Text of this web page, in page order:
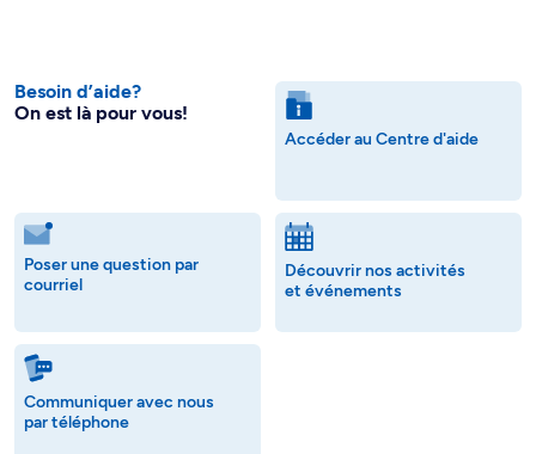
Besoin d’aide?
On est là pour vous!
Accéder au Centre d'aide
Poser une question par
courriel
Découvrir nos activités
et événements
Communiquer avec nous
par téléphone